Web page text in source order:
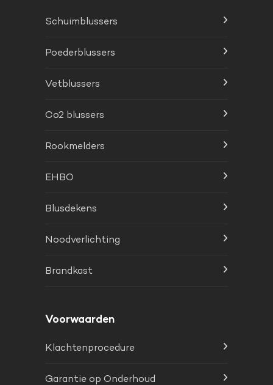
Schuimblussers
Poederblussers
Vetblussers
Co2 blussers
Rookmelders
EHBO
Blusdekens
Noodverlichting
Brandkast
Voorwaarden
Klachtenprocedure
Garantie op Onderhoud